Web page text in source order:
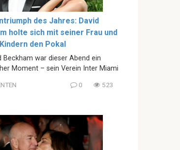
des Jahres: David
holte sich mit seiner Frau und
den Pokal
Beckham war dieser Abend ein
Moment – sein Verein Inter Miami
0 523